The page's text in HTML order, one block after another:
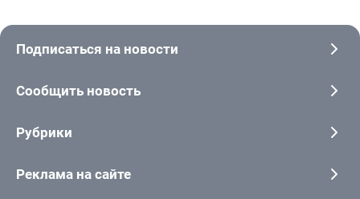
Подписаться на новости
Сообщить новость
Рубрики
Реклама на сайте